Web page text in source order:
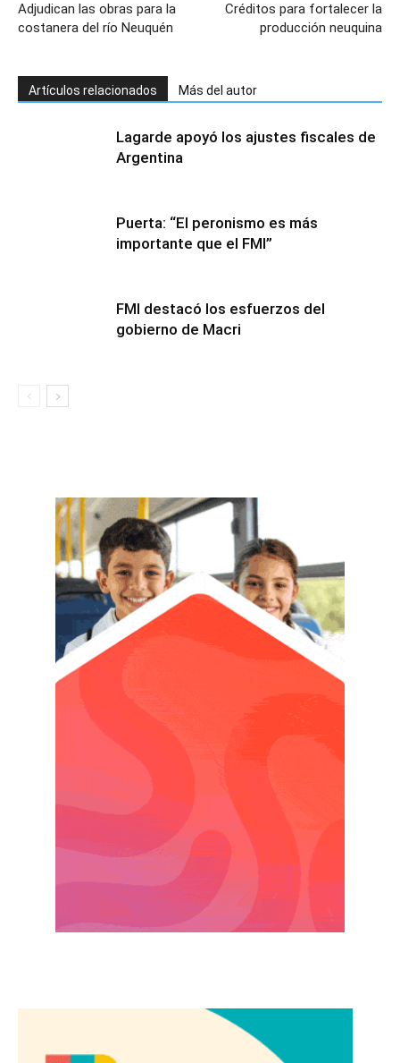
Adjudican las obras para la
costanera del río Neuquén
Créditos para fortalecer la
producción neuquina
Artículos relacionados Más del autor
Lagarde apoyó los ajustes fiscales de
Argentina
Puerta: “El peronismo es más
importante que el FMI”
FMI destacó los esfuerzos del
gobierno de Macri